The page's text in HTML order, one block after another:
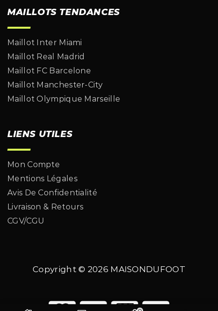
MAILLOTS TENDANCES
Maillot Inter Miami
Maillot Real Madrid
Maillot FC Barcelone
Maillot Manchester-City
Maillot Olympique Marseille
LIENS UTILES
Mon Compte
Mentions Légales
Avis De Confidentialité
Livraison & Retours
CGV/CGU
Copyright © 2026 MAISONDUFOOT